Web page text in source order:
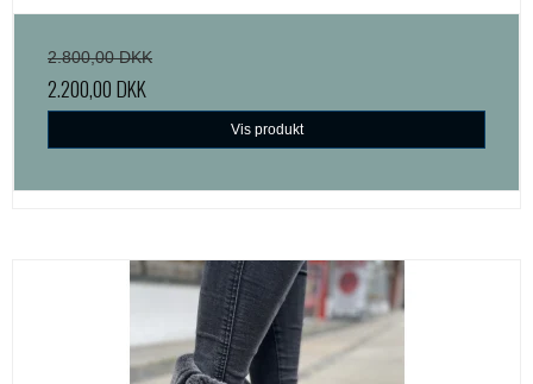
2.800,00 DKK
2.200,00 DKK
Vis produkt